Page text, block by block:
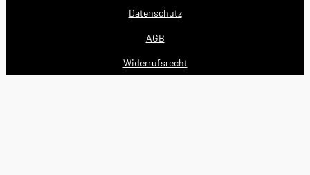
Datenschutz
AGB
Widerrufsrecht